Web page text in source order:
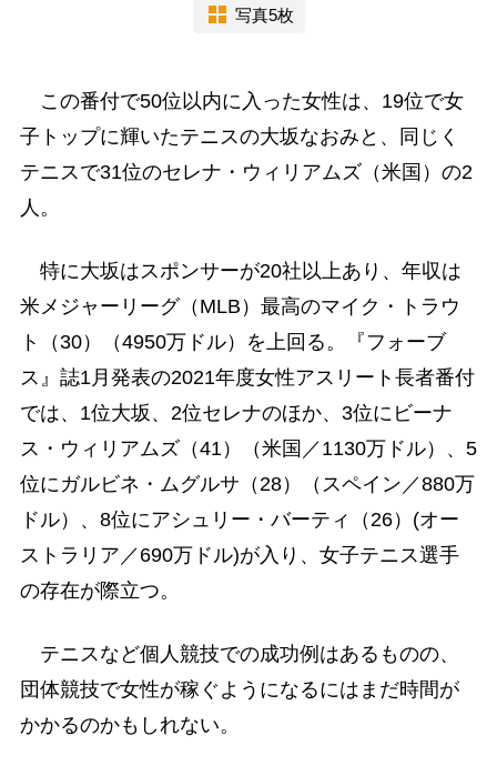
写真5枚
この番付で50位以内に入った女性は、19位で女
子トップに輝いたテニスの大坂なおみと、同じく
テニスで31位のセレナ・ウィリアムズ（米国）の2
人。
特に大坂はスポンサーが20社以上あり、年収は
米メジャーリーグ（MLB）最高のマイク・トラウ
ト（30）（4950万ドル）を上回る。『フォーブ
ス』誌1月発表の2021年度女性アスリート長者番付
では、1位大坂、2位セレナのほか、3位にビーナ
ス・ウィリアムズ（41）（米国／1130万ドル）、5
位にガルビネ・ムグルサ（28）（スペイン／880万
ドル）、8位にアシュリー・バーティ（26）(オー
ストラリア／690万ドル)が入り、女子テニス選手
の存在が際立つ。
テニスなど個人競技での成功例はあるものの、
団体競技で女性が稼ぐようになるにはまだ時間が
かかるのかもしれない。